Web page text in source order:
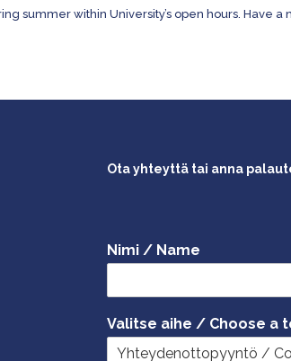
summer within University’s open hours. Have a
Ota yhteyttä tai anna
Nimi / Name
Valitse aihe / Choose a